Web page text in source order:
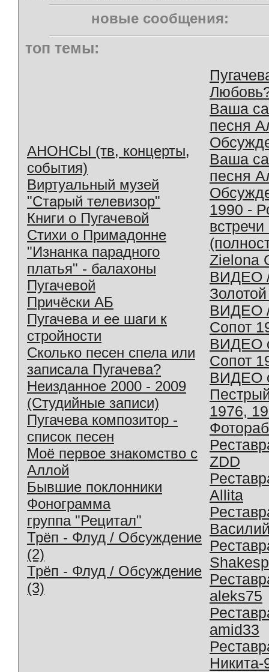
новые сообщения:
топ темы:
АНОНСЫ (тв, концерты,
события)
Виртуальный музей
"Старый телевизор"
Книги о Пугачевой
Стихи о Примадонне
"Изнанка парадного
платья" - балахоны
Пугачевой
Причёски АБ
Пугачева и ее шаги к
стройности
Сколько песен спела или
записала Пугачева?
Неизданное 2000 - 2009
(Студийные записи)
Пугачева композитор -
список песен
Моё первое знакомство с
Аллой
Бывшие поклонники
Фонограмма
группа "Рецитал"
Трёп - Флуд / Обсуждение
(2)
Трёп - Флуд / Обсуждение
(3)
Ваша
песня
Ваша
песня
1990 -
Zielona
ВИДЕО
ВИДЕО
Сопот
ВИДЕО
Сопот
ВИДЕО
1976,
ZDD
Allita
aleks75
amid33
Никита-